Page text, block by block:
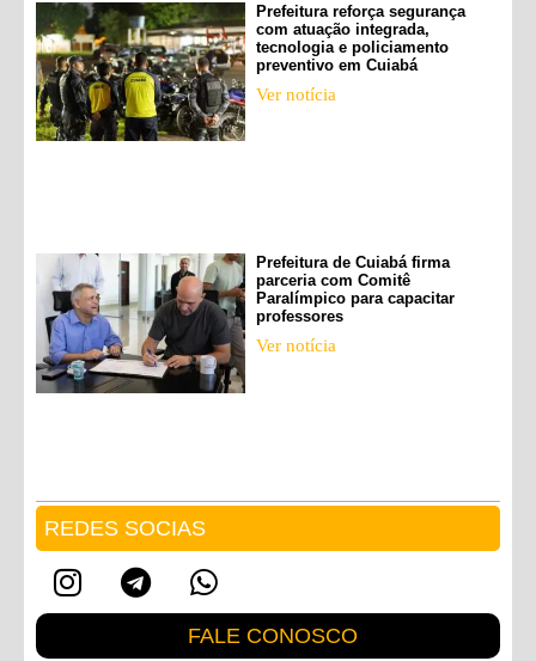
Prefeitura reforça segurança
com atuação integrada,
tecnologia e policiamento
preventivo em Cuiabá
Ver notícia
Prefeitura de Cuiabá firma
parceria com Comitê
Paralímpico para capacitar
professores
Ver notícia
REDES SOCIAS
FALE CONOSCO